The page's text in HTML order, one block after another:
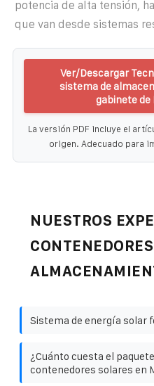
potencia de alta tensión,
que van desde sistemas
Ver/Descargar
sistema de
gabinete de
La versión PDF incluye el
origen. Adecuado para
NUESTROS
Sistema de energía solar
¿Cuánto cuesta el
contenedores solares en